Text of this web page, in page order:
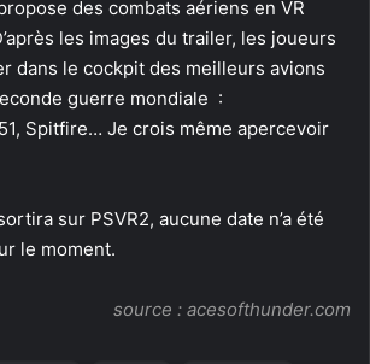
des combats aériens en VR
les images du trailer, les joueurs
dans le cockpit des meilleurs avions
guerre mondiale :
Spitfire… Je crois même apercevoir
sur PSVR2, aucune date n’a été
le moment.
source : acesofthunder.com